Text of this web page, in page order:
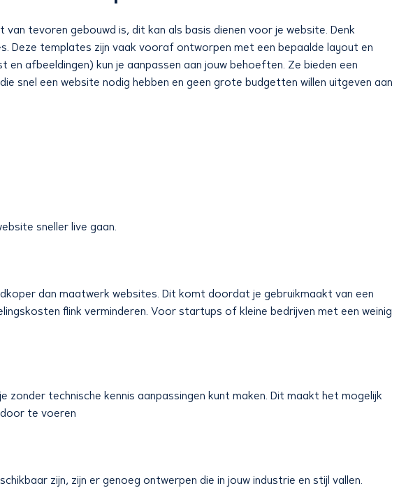
tevoren gebouwd is, dit kan als basis dienen voor je website. Denk
Deze templates zijn vaak vooraf ontworpen met een bepaalde layout en
afbeeldingen) kun je aanpassen aan jouw behoeften. Ze bieden een
snel een website nodig hebben en geen grote budgetten willen uitgeven aan
sneller live gaan.
dan maatwerk websites. Dit komt doordat je gebruikmaakt van een
flink verminderen. Voor startups of kleine bedrijven met een weinig
technische kennis aanpassingen kunt maken. Dit maakt het mogelijk
te voeren
zijn, zijn er genoeg ontwerpen die in jouw industrie en stijl vallen.